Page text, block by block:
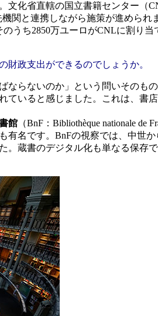
化省直轄の国立書籍センター（
機関と連携しながら施策が進め
うち2850万ユーロがCNLに割
政支出ができるのでしょうか。
らないのか」という問いそのも
いると感じました。これは、
館 （BnF：Bibliothèque nationale
有名です。BnFの視察では、中世か
蔵書のデジタル化も単なる保存